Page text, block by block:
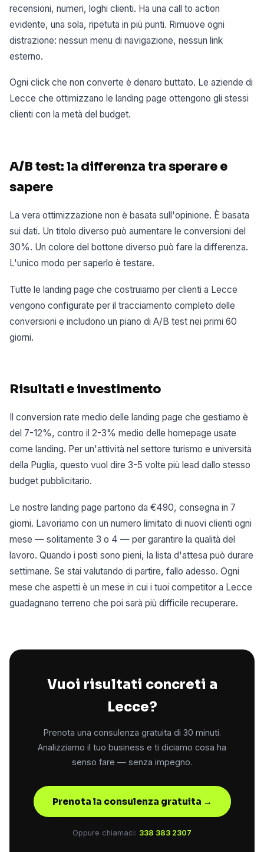
recensioni, numeri, loghi clienti. Ha una call to action
evidente, una sola, ripetuta in più punti. Rimuove ogni
distrazione: nessun menu di navigazione, nessun link
esterno.
Ogni click che non converte è denaro buttato. Le aziende di
Lecce che ottimizzano le landing page ottengono gli stessi
clienti con la metà del budget.
A/B test: la differenza tra sperare e
sapere
La vera ottimizzazione non è basata sull'opinione. È basata
sui dati. Un titolo diverso può aumentare le conversioni del
30%. Un colore del bottone diverso può fare la differenza.
L'unico modo per saperlo è testare.
Tutte le landing page che costruiamo per clienti a Lecce
vengono configurate per il tracciamento completo delle
conversioni e includono un piano di A/B test nei primi 60
giorni.
Risultati e investimento
Il conversion rate medio delle landing page che gestiamo è
del 7-12%, contro il 2-3% medio delle homepage usate
come landing. Per un'attività nel settore turismo e università
della Puglia, questo vuol dire 3-5 volte più lead dallo stesso
budget pubblicitario.
Le nostre landing page partono da €490, consegna in 7
giorni. Lavoriamo con un numero limitato di nuovi clienti ogni
mese — solitamente 3 o 4 — per garantire la qualità del
lavoro. Quando i posti sono pieni, la lista d'attesa può durare
settimane. Se stai valutando di partire, fallo adesso. Ogni
mese che aspetti è un mese in cui i tuoi competitor a Lecce
guadagnano terreno che poi sarà più difficile recuperare.
Vuoi risultati concreti a
Lecce?
Prenota una consulenza gratuita di 30 minuti.
Analizziamo il tuo business e ti diciamo cosa ha
senso fare — senza impegno.
Prenota la consulenza gratuita →
Oppure chiamaci: 338 383 2307